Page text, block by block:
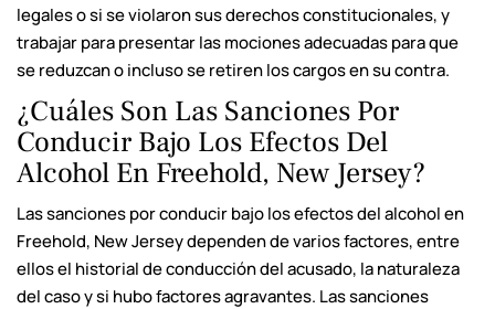
legales o si se violaron sus derechos constitucionales, y
trabajar para presentar las mociones adecuadas para que
se reduzcan o incluso se retiren los cargos en su contra.
¿Cuáles Son Las Sanciones Por
Conducir Bajo Los Efectos Del
Alcohol En Freehold, New Jersey?
Las sanciones por conducir bajo los efectos del alcohol en
Freehold, New Jersey dependen de varios factores, entre
ellos el historial de conducción del acusado, la naturaleza
del caso y si hubo factores agravantes. Las sanciones